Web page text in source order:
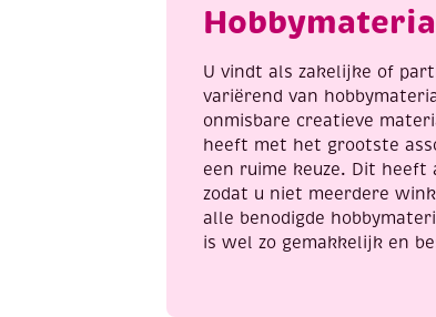
U vindt als zakelijke of
variërend van
onmisbare creatieve
heeft met het grootste
een ruime keuze. Dit
zodat u niet meerdere
alle benodigde
is wel zo gemakkelijk en